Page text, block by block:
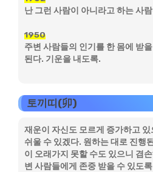
난 그런 사람이 아니라고 하는 사
1950
주변 사람들의 인기를 한 몸에 받
된다. 기운을 내도록.
토끼띠(卯)
재운이 자신도 모르게 증가하고
쉬울 수 있겠다. 원하는 대로 진행
이 오래가지 못할 수도 있으니 겸
변 사람들에게 존중 받을 수 있도